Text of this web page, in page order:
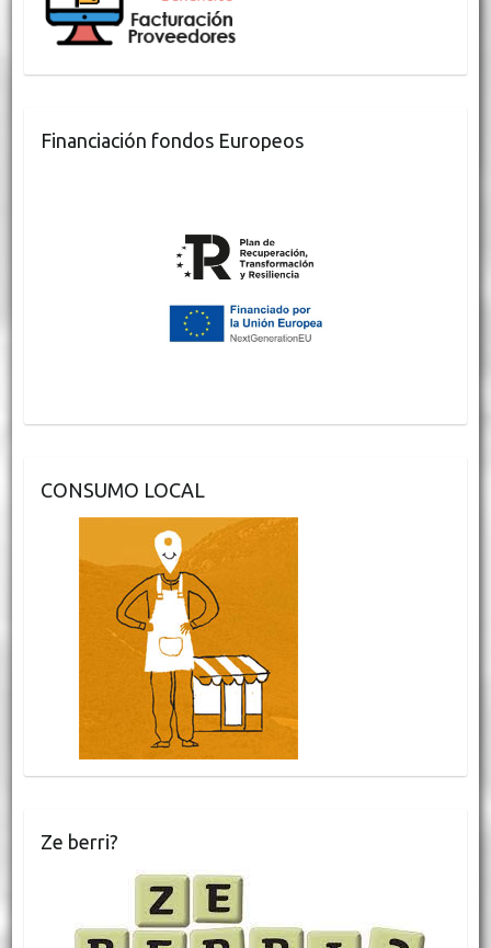
Financiación fondos Europeos
CONSUMO LOCAL
Ze berri?